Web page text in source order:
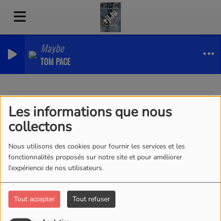
Les informations que nous
collectons
Nous utilisons des cookies pour fournir les services et les
fonctionnalités proposés sur notre site et pour améliorer
l'expérience de nos utilisateurs.
Tout accepter Tout refuser
Maybe
TOM PACE